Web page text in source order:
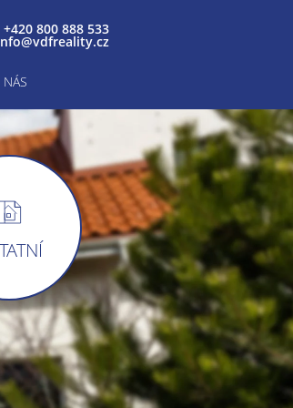
NÁS
+420 800 888 533